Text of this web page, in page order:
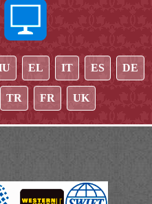
EL IT ES DE
TR FR UK